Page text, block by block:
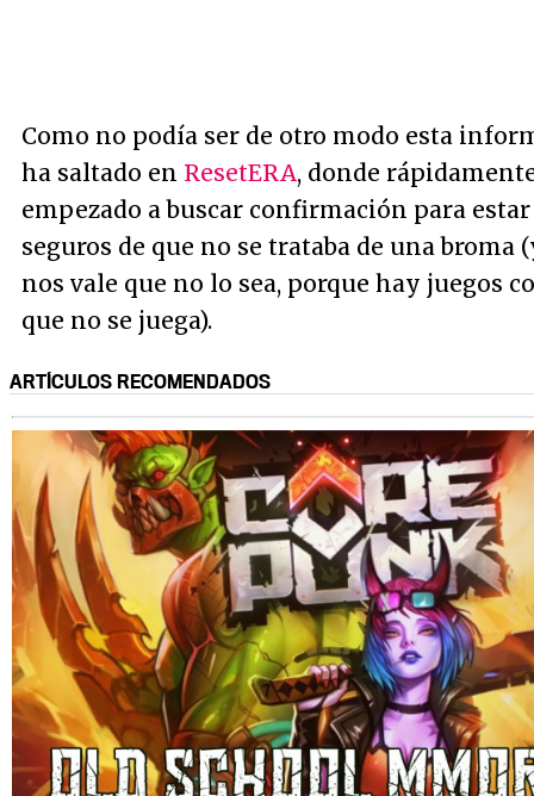
Como no podía ser de otro modo esta
ha saltado en ResetERA, donde
empezado a buscar confirmación para estar
seguros de que no se trataba de una broma
nos vale que no lo sea, porque hay juegos
que no se juega).
ARTÍCULOS RECOMENDADOS